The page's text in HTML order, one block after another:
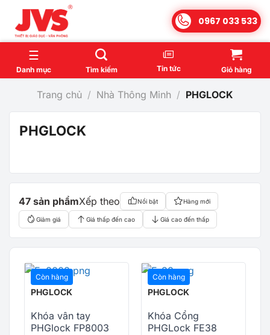
Danh mục Tìm kiếm Tin tức Giỏ hàng
0967 033 533
Trang chủ / Nhà Thông Minh / PHGLOCK
PHGLOCK
47 sản phẩmXếp theo Nổi bật Hàng mới
Giảm giá Giá thấp đến cao Giá cao đến thấp
Còn hàng
PHGLOCK
Khóa vân tay
PHGlock FP8003
Còn hàng
PHGLOCK
Khóa Cổng
PHGLock FE38